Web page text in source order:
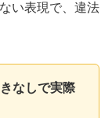
い表現で、違法
なしで実際